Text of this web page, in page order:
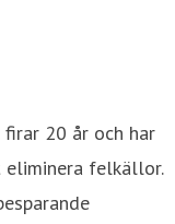
firar 20 år och har
felkällor.